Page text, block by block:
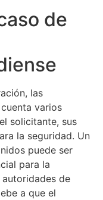
de
las
varios
solicitante, sus
la seguridad. Un
puede ser
para la
de
a que el